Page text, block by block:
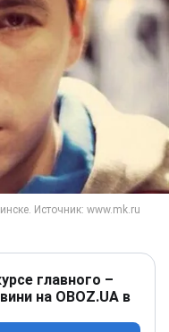
главного –
на OBOZ.UA в